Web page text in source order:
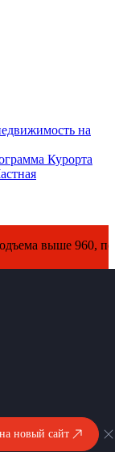
на
Курорта
960, пожалуйста,
новый сайт